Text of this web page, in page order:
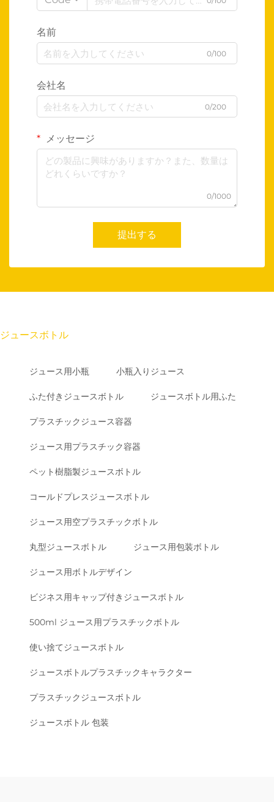
名前
0/100
会社名
0/200
メッセージ
0/1000
提出する
ジュースボトル
ジュース用小瓶 小瓶入りジュース
ふた付きジュースボトル ジュースボトル用ふた
プラスチックジュース容器
ジュース用プラスチック容器
ペット樹脂製ジュースボトル
コールドプレスジュースボトル
ジュース用空プラスチックボトル
丸型ジュースボトル ジュース用包装ボトル
ジュース用ボトルデザイン
ビジネス用キャップ付きジュースボトル
500ml ジュース用プラスチックボトル
使い捨てジュースボトル
ジュースボトルプラスチックキャラクター
プラスチックジュースボトル
ジュースボトル 包装